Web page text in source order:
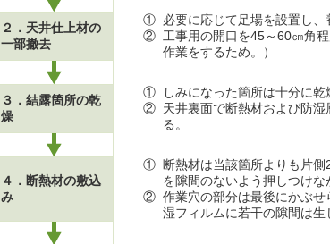
２．天井仕上材の
一部撤去
① 必要に応じて足場を設置し、
② 工事用の開口を45～60㎝角
作業をするため。）
３．結露箇所の乾
燥
①
しみになった箇所は十分に乾
② 天井裏面で断熱材および防
る。
４．断熱材の敷込
み
① 断熱材は当該箇所よりも片
を隙間のないよう押しつけな
② 作業穴の部分は最後にかぶ
湿フィルムに若干の隙間は生